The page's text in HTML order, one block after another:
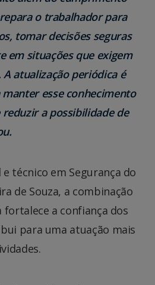
o trabalhador para
tomar decisões seguras
em situações que exigem
atualização periódica é
esse conhecimento
a possibilidade de
técnico em Segurança do
de Souza, a combinação
a confiança dos
para uma atuação mais